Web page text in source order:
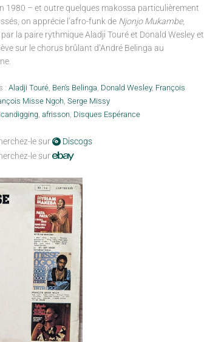
1980 – et outre quelques makossa particulièrement
on apprécie l’afro-funk de Njonjo Mukambe,
la paire rythmique Aladji Touré et Donald Wesley et
sur le chorus brûlant d’André Belinga au
: Aladji Touré, Ben's Belinga, Donald Wesley, François
Misse Ngoh, Serge Missy
, afrisson, Disques Espérance
le sur
Discogs
le sur